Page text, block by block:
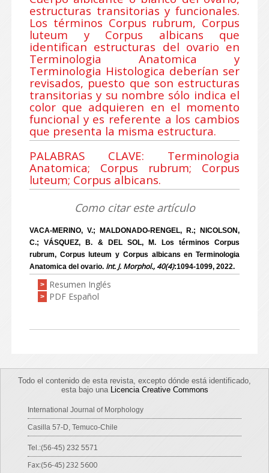
estructuras transitorias y funcionales.
Los términos Corpus rubrum, Corpus
luteum y Corpus albicans que
identifican estructuras del ovario en
Terminologia Anatomica y
Terminologia Histologica deberían ser
revisados, puesto que son estructuras
transitorias y su nombre sólo indica el
color que adquieren en el momento
funcional y es referente a los cambios
que presenta la misma estructura.
PALABRAS CLAVE: Terminologia
Anatomica; Corpus rubrum; Corpus
luteum; Corpus albicans.
Como citar este artículo
VACA-MERINO, V.; MALDONADO-RENGEL, R.; NICOLSON,
C.; VÁSQUEZ, B. & DEL SOL, M. Los términos Corpus
rubrum, Corpus luteum y Corpus albicans en Terminologia
Anatomica del ovario. Int. J. Morphol., 40(4):1094-1099, 2022.
> Resumen Inglés
> PDF Español
Todo el contenido de esta revista, excepto dónde está identificado,
esta bajo una Licencia Creative Commons
International Journal of Morphology
Casilla 57-D, Temuco-Chile
Tel.:(56-45) 232 5571
Fax:(56-45) 232 5600